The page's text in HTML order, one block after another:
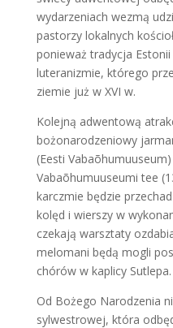
wydarzeniach wezmą
pastorzy lokalnych
ponieważ tradycja
luteranizmie, którego
ziemie już w XVI w.
Kolejną adwentową
bożonarodzeniowy
(Eesti
Vabaõhumuuseumi tee
karczmie będzie
kolęd i wierszy w
czekają warsztaty
melomani będą mogli
chórów w kaplicy Sutlepa.
Od Bożego Narodzenia
sylwestrowej, która